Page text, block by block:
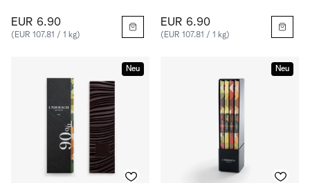
EUR 6.90
(EUR 107.81 / 1 kg)
EUR 6.90
(EUR 107.81 / 1 kg)
Neu Neu